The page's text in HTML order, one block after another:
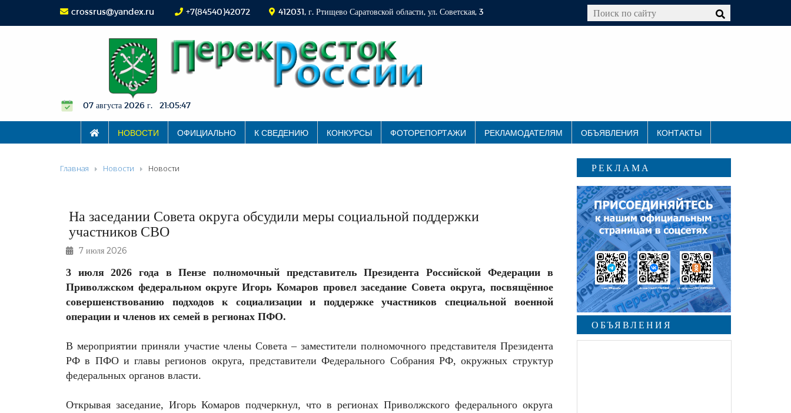
crossrus@yandex.ru +7(84540)42072 412031, г. Ртищево Саратовской области, ул. Советская, 3
07 августа 2026 г. 21:05:47
НОВОСТИ ОФИЦИАЛЬНО К СВЕДЕНИЮ КОНКУРСЫ ФОТОРЕПОРТАЖИ РЕКЛАМОДАТЕЛЯМ ОБЪЯВЛЕНИЯ КОНТАКТЫ
Главная Новости Новости
На заседании Совета округа обсудили меры социальной поддержки
участников СВО
7 июля 2026
3 июля 2026 года в Пензе полномочный представитель Президента Российской Федерации в
Приволжском федеральном округе Игорь Комаров провел заседание Совета округа, посвящённое
совершенствованию подходов к социализации и поддержке участников специальной военной
операции и членов их семей в регионах ПФО.
В мероприятии приняли участие члены Совета – заместители полномочного представителя Президента
РФ в ПФО и главы регионов округа, представители Федерального Собрания РФ, окружных структур
федеральных органов власти.
Открывая заседание, Игорь Комаров подчеркнул, что в регионах Приволжского федерального округа
РЕКЛАМА
ОБЪЯВЛЕНИЯ